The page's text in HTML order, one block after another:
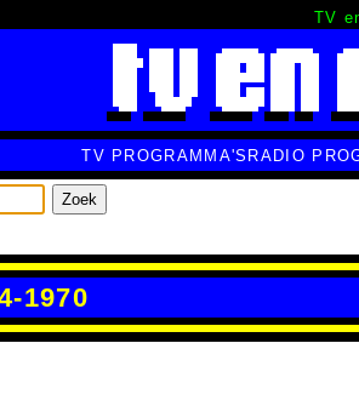
TV
TV PROGRAMMA'S RADIO
Zoek
1970